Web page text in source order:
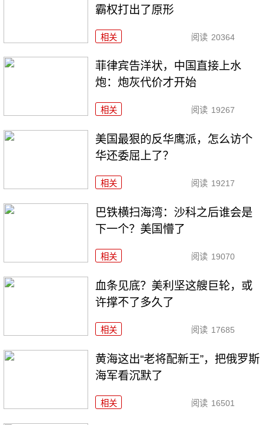
霸权打出了原形
相关 阅读 20364
菲律宾告洋状，中国直接上水
炮：炮灰代价才开始
相关 阅读 19267
美国最狠的反华鹰派，怎么访个
华还委屈上了？
相关 阅读 19217
巴铁横扫海湾：沙科之后谁会是
下一个？美国懵了
相关 阅读 19070
血条见底？美利坚这艘巨轮，或
许撑不了多久了
相关 阅读 17685
黄海这出“老将配新王”，把俄罗斯
海军看沉默了
相关 阅读 16501